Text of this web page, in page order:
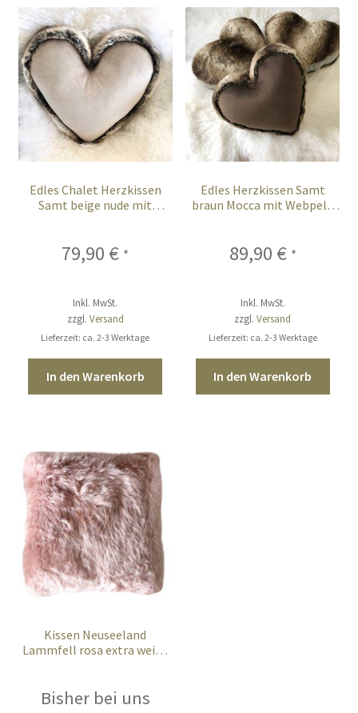
Edles Chalet Herzkissen
Samt beige nude mit
79,90 € *
Inkl. MwSt.
zzgl. Versand
Lieferzeit: ca. 2-3 Werktage
In den Warenkorb
Edles Herzkissen Samt
braun Mocca mit Webpelz
89,90 € *
Inkl. MwSt.
zzgl.Versand
Lieferzeit: ca. 2-3 Werktage
In den Warenkorb
Kissen Neuseeland
Lammfell rosa extra weich
Bisher bei uns